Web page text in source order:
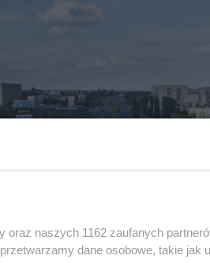
oraz naszych 1162 zaufanych
dane osobowe, takie jak